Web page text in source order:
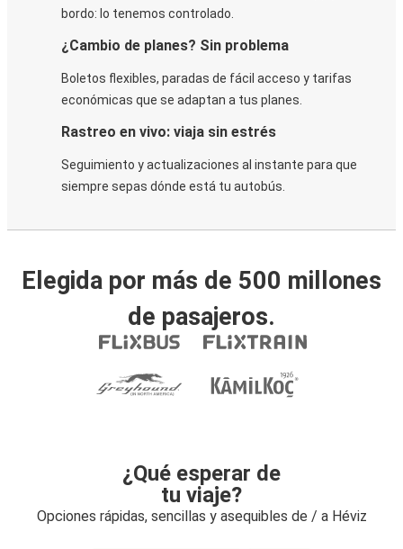
bordo: lo tenemos controlado.
¿Cambio de planes? Sin problema
Boletos flexibles, paradas de fácil acceso y tarifas
económicas que se adaptan a tus planes.
Rastreo en vivo: viaja sin estrés
Seguimiento y actualizaciones al instante para que
siempre sepas dónde está tu autobús.
Elegida por más de 500 millones
de pasajeros.
¿Qué esperar de
tu viaje?
Opciones rápidas, sencillas y asequibles de / a Héviz